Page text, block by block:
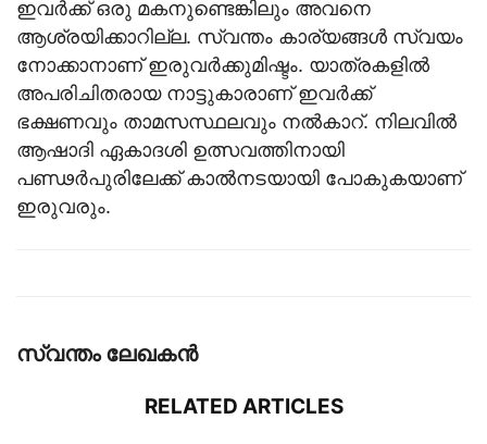
ഇവര്‍ക്ക് ഒരു മകനുണ്ടെങ്കിലും അവനെ
ആശ്രയിക്കാറില്ല. സ്വന്തം കാര്യങ്ങള്‍ സ്വയം
നോക്കാനാണ് ഇരുവര്‍ക്കുമിഷ്ടം. യാത്രകളില്‍
അപരിചിതരായ നാട്ടുകാരാണ് ഇവര്‍ക്ക്
ഭക്ഷണവും താമസസ്ഥലവും നല്‍കാറ്. നിലവില്‍
ആഷാദി ഏകാദശി ഉത്സവത്തിനായി
പണ്ഢര്‍പുരിലേക്ക് കാല്‍നടയായി പോകുകയാണ്
ഇരുവരും.
സ്വന്തം ലേഖകന്‍
RELATED ARTICLES